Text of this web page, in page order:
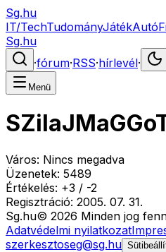
Sg.hu
IT/TechTudományJátékAutó
Sg.hu
·fórum·RSS·hírlevél·
Menü
Város: Nincs megadva
Üzenetek: 5489
Értékelés: +3 / -2
Regisztráció: 2005. 07. 31.
Sg.hu© 2026 Minden jog
Adatvédelmi nyilatkozat
szerkesztoseg@sg.hu